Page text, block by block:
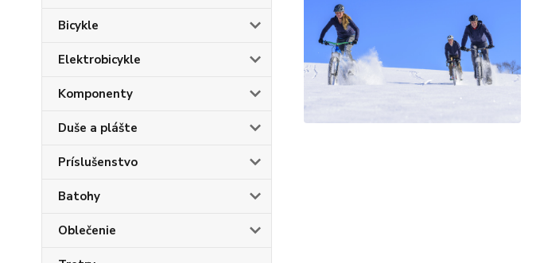
Bicykle
Elektrobicykle
Komponenty
Duše a plášte
Príslušenstvo
Batohy
Oblečenie